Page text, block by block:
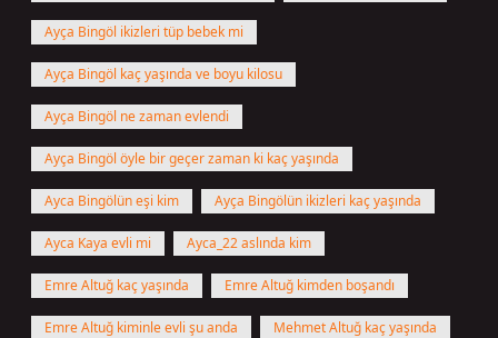
Ayça Bingöl ikizleri tüp bebek mi
Ayça Bingöl kaç yaşında ve boyu kilosu
Ayça Bingöl ne zaman evlendi
Ayça Bingöl öyle bir geçer zaman ki kaç yaşında
Ayca Bingölün eşi kim Ayça Bingölün ikizleri kaç yaşında
Ayca Kaya evli mi Ayca_22 aslında kim
Emre Altuğ kaç yaşında Emre Altuğ kimden boşandı
Emre Altuğ kiminle evli şu anda Mehmet Altuğ kaç yaşında